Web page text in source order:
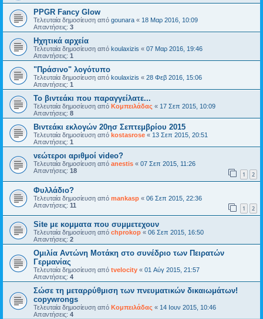
PPGR Fancy Glow
Τελευταία δημοσίευση από gounara « 18 Μαρ 2016, 10:09
Απαντήσεις: 3
Ηχητικά αρχεία
Τελευταία δημοσίευση από koulaxizis « 07 Μαρ 2016, 19:46
Απαντήσεις: 1
"Πράσινο" λογότυπο
Τελευταία δημοσίευση από koulaxizis « 28 Φεβ 2016, 15:06
Απαντήσεις: 1
Το βιντεάκι που παραγγείλατε...
Τελευταία δημοσίευση από Κομπειλάδας « 17 Σεπ 2015, 10:09
Απαντήσεις: 8
Βιντεάκι εκλογών 20ησ Σεπτεμβρίου 2015
Τελευταία δημοσίευση από kostasrose « 13 Σεπ 2015, 20:51
Απαντήσεις: 1
νεώτεροι αριθμοί video?
Τελευταία δημοσίευση από anestis « 07 Σεπ 2015, 11:26
Απαντήσεις: 18 1 2
Φυλλάδιο?
Τελευταία δημοσίευση από mankasp « 06 Σεπ 2015, 22:36
Απαντήσεις: 11 1 2
Site με κομματα που συμμετεχουν
Τελευταία δημοσίευση από chprokop « 06 Σεπ 2015, 16:50
Απαντήσεις: 2
Ομιλία Αντώνη Μοτάκη στο συνέδριο των Πειρατών
Γερμανίας
Τελευταία δημοσίευση από tvelocity « 01 Αύγ 2015, 21:57
Απαντήσεις: 4
Σώσε τη μεταρρύθμιση των πνευματικών δικαιωμάτων!
copywrongs
Τελευταία δημοσίευση από Κομπειλάδας « 14 Ιουν 2015, 10:46
Απαντήσεις: 4